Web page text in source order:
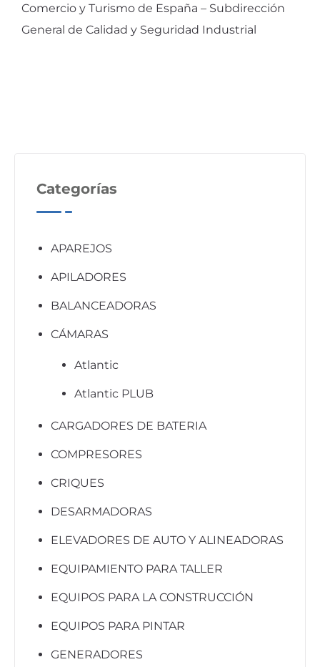
Comercio y Turismo de España – Subdirección
General de Calidad y Seguridad Industrial
Categorías
APAREJOS
APILADORES
BALANCEADORAS
CÁMARAS
Atlantic
Atlantic PLUB
CARGADORES DE BATERIA
COMPRESORES
CRIQUES
DESARMADORAS
ELEVADORES DE AUTO Y ALINEADORAS
EQUIPAMIENTO PARA TALLER
EQUIPOS PARA LA CONSTRUCCIÓN
EQUIPOS PARA PINTAR
GENERADORES